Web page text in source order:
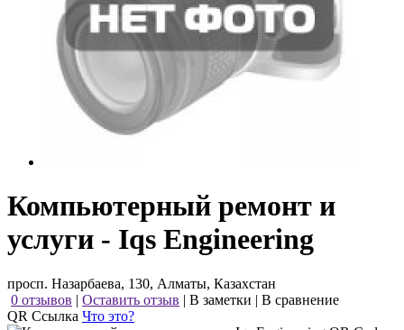
Компьютерный ремонт и
услуги - Iqs Engineering
просп. Назарбаева, 130, Алматы, Казахстан
0 отзывов | Оставить отзыв | В заметки | В сравнение
QR Ссылка Что это?